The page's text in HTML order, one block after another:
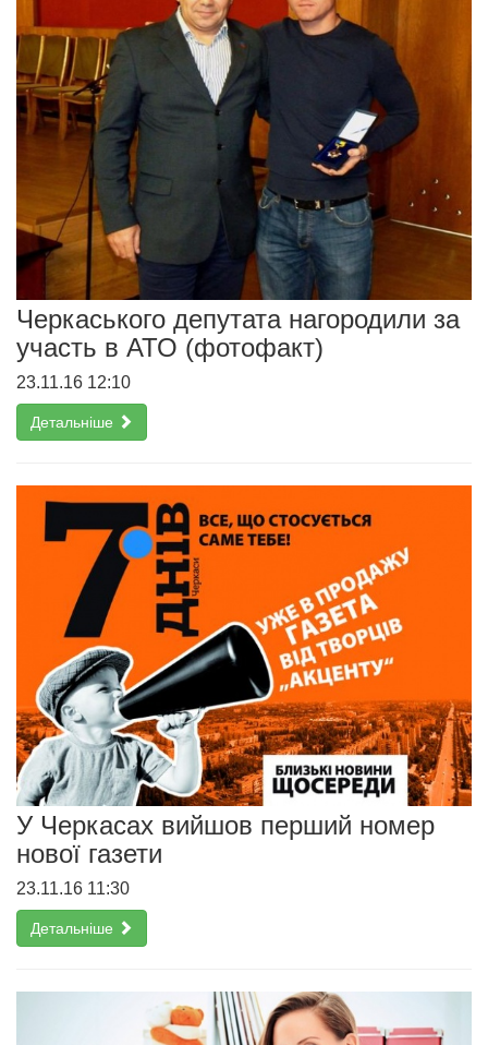
Черкаського депутата нагородили за
участь в АТО (фотофакт)
23.11.16 12:10
Детальніше
У Черкасах вийшов перший номер
нової газети
23.11.16 11:30
Детальніше